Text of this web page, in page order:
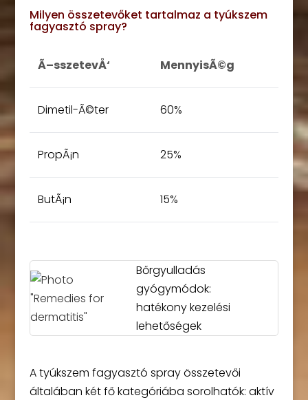
Milyen összetevőket tartalmaz a tyúkszem
fagyasztó spray?
Ã–sszetevÅ‘ MennyisÃ©g
Dimetil-Ã©ter 60%
PropÃ¡n 25%
ButÃ¡n 15%
Bőrgyulladás
gyógymódok:
hatékony kezelési
lehetőségek
A tyúkszem fagyasztó spray összetevői
általában két fő kategóriába sorolhatók: aktív